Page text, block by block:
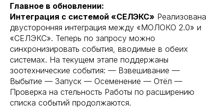
Главное в обновлении:
Интеграция с системой «СЕЛЭКС» Реализована
двусторонняя интеграция между «МОЛОКО 2.0» и
«СЕЛЭКС». Теперь по запросу можно
синхронизировать события, вводимые в обеих
системах. На текущем этапе поддержаны
зоотехнические события: — Взвешивание —
Выбытие — Запуск — Осеменение — Отёл —
Проверка на стельность Работы по расширению
списка событий продолжаются.